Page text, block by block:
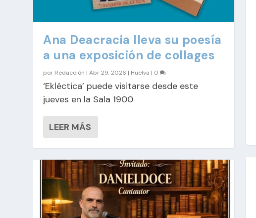
Ana Deacracia lleva su poesía
a una exposición de collages
por Redacción |Abr 29, 2026 | Huelva | 0
‘Ekléctica’ puede visitarse desde este
jueves en la Sala 1900
LEER MÁS